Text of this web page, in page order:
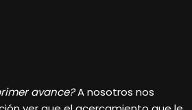
avance?A nosotros nos